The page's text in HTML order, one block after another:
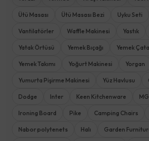
Ütü Masası Ütü Masası Bezi Uyku Seti
Vantilatörler Waffle Makinesi Yastık
Yatak Örtüsü Yemek Bıçağı Yemek
Yemek Takımı Yoğurt Makinesi Yorgan
Yumurta Pişirme Makinesi Yüz Havlusu
Dodge Inter Keen Kitchenware
Ironing Board Pike Camping Chairs
Nabor polytenets Halı Garden